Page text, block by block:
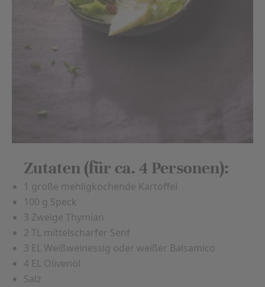
Zutaten (für ca. 4 Personen):
1 große mehligkochende Kartoffel
100 g Speck
3 Zweige Thymian
2 TL mittelscharfer Senf
3 EL Weißweinessig oder weißer Balsamico
4 EL Olivenöl
Salz